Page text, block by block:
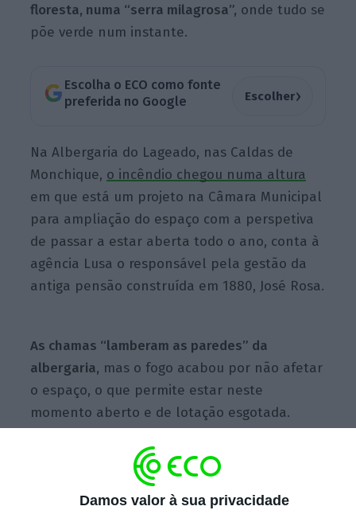
Damos valor à sua privacidade
floresta, numa “serra milagrosa”, onde tudo se
põe verde num instante.
Escolha o ECO como fonte
preferida no Google
Escolher›
Na Albergaria do Lageado, nas Caldas de
Monchique, o incêndio chegou numa altura
em que está um projeto na Câmara Municipal
para ampliação do espaço com a perspetiva
de passar a estar aberta todo o ano, conta à
agência Lusa o responsável pela gestão da
antiga pensão construída em 1880, José Rosa.
As chamas “lamberam as paredes” da
albergaria, mas o fogo acabou por não afetar
o espaço, o que permite estar neste
momento aberto e de lotação esgotada.
ter apenas três ou quatro pessoas – os fiéis
que vêm todos os anos. Mas não, estamos
esgotados e, neste momento, sinceramente,